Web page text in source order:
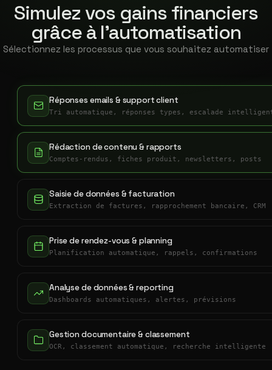
Simulez vos gains financiers
grâce à l'automatisation
Sélectionnez les processus que vous souhaitez automatiser
Réponses emails & support client
Tri automatique, réponses types, escalade
Rédaction de contenu & rapports
Comptes-rendus, fiches produit, newsletters, posts
Saisie de données & facturation
Extraction de factures, rapprochement bancaire, CRM
Prise de rendez-vous & planning
Planification automatique, rappels, confirmations
Analyse de données & reporting
Dashboards automatiques, alertes, prévisions
Gestion documentaire & classement
OCR, classement automatique, recherche intelligente